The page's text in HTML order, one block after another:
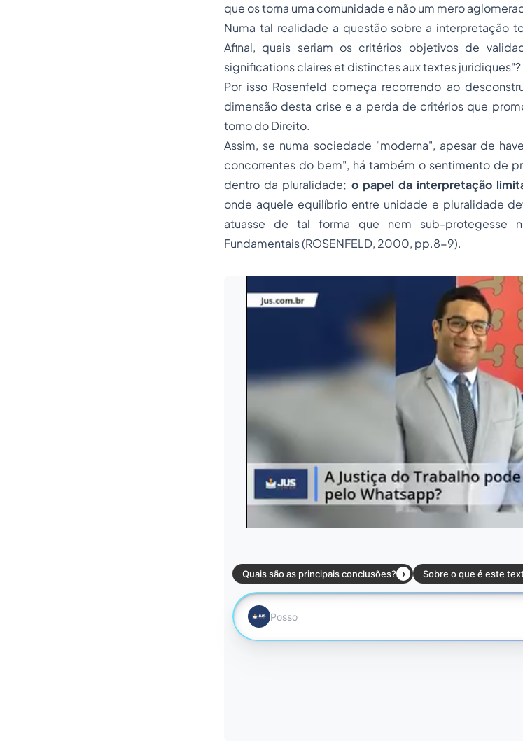
que os torna uma comunidade e não um mero
Numa tal realidade a questão sobre a interpretação
Afinal, quais seriam os critérios objetivos de
significations claires et distinctes aux textes juridiques"?
Por isso Rosenfeld começa recorrendo ao
dimensão desta crise e a perda de critérios que
torno do Direito.
Assim, se numa sociedade "moderna", apesar de
concorrentes do bem", há também o sentimento de
dentro da pluralidade; o papel da interpretação
onde aquele equilíbrio entre unidade e pluralidade
atuasse de tal forma que nem sub-protegesse
Fundamentais (ROSENFELD, 2000, pp.8-9).